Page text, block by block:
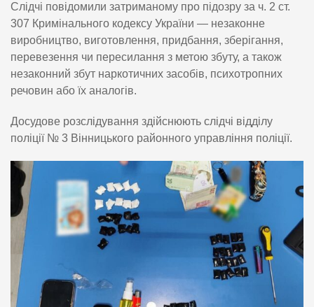
Слідчі повідомили затриманому про підозру за ч. 2 ст.
307 Кримінального кодексу України — незаконне
виробництво, виготовлення, придбання, зберігання,
перевезення чи пересилання з метою збуту, а також
незаконний збут наркотичних засобів, психотропних
речовин або їх аналогів.
Досудове розслідування здійснюють слідчі відділу
поліції № 3 Вінницького районного управління поліції.